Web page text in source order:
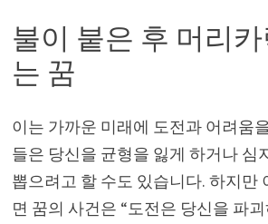
불이 붙은 후 머리
는 꿈
이는 가까운 미래에 도전과 어려움
들은 당신을 균형을 잃게 하거나 심
뽑으려고 할 수도 있습니다. 하지만
면 꿈의 사건은 “도전은 당신을 파